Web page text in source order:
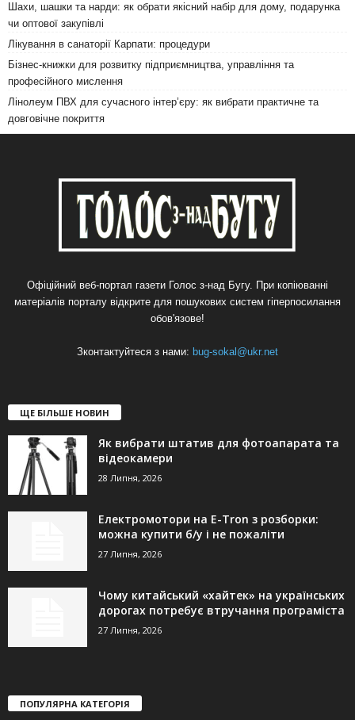
Шахи, шашки та нарди: як обрати якісний набір для дому, подарунка
чи оптової закупівлі
Лікування в санаторії Карпати: процедури
Бізнес-книжки для розвитку підприємництва, управління та
професійного мислення
Лінолеум ПВХ для сучасного інтер’єру: як вибрати практичне та
довговічне покриття
Офіційний веб-портал газети Голос з-над Бугу. При копіюванні
матеріалів порталу відкрите для пошукових систем гіперпосилання
обов'язове!
Зконтактуйтеся з нами: bug-sokal@ukr.net
ЩЕ БІЛЬШЕ НОВИН
Як вибрати штатив для фотоапарата та
відеокамери
28 Липня, 2026
Електромотори на E-Tron з розборки:
можна купити б/у і не пожаліти
27 Липня, 2026
Чому китайський «хайтек» на українських
дорогах потребує втручання програміста
27 Липня, 2026
ПОПУЛЯРНА КАТЕГОРІЯ